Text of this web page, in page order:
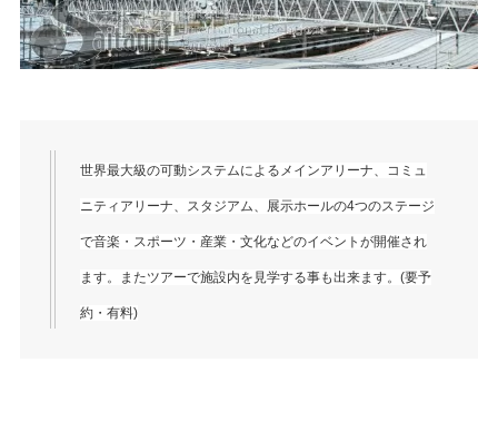
世界最大級の可動システムによるメインアリーナ、コミュ
ニティアリーナ、スタジアム、展示ホールの4つのステージ
で音楽・スポーツ・産業・文化などのイベントが開催され
ます。またツアーで施設内を見学する事も出来ます。(要予
約・有料)